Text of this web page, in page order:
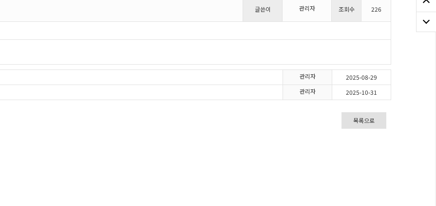
글쓴이 관리자 조회수 226
관리자
2025-08-29
관리자 2025-10-31
목록으로